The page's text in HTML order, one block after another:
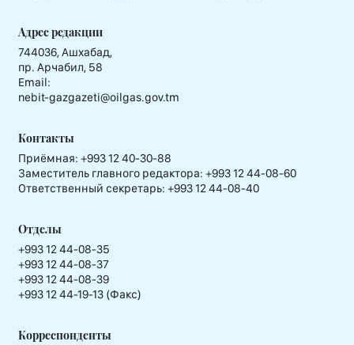
Адрес редакции
744036, Ашхабад,
пр. Арчабил, 58
Email:
nebit-gazgazeti@oilgas.gov.tm
Контакты
Приёмная: +993 12 40-30-88
Заместитель главного редактора: +993 12 44-08-60
Ответственный секретарь: +993 12 44-08-40
Отделы
+993 12 44-08-35
+993 12 44-08-37
+993 12 44-08-39
+993 12 44-19-13 (Факс)
Корреспонденты